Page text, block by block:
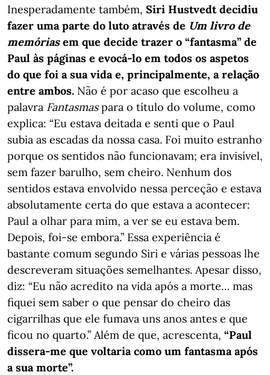
Inesperadamente também, Siri Hustvedt decidiu
fazer uma parte do luto através de Um livro de
memóriasem que decide trazer o “fantasma” de
Paul às páginas e evocá-lo em todos os aspetos
do que foi a sua vida e, principalmente, a relação
entre ambos. Não é por acaso que escolheu a
palavra Fantasmaspara o título do volume, como
explica: “Eu estava deitada e senti que o Paul
subia as escadas da nossa casa. Foi muito estranho
porque os sentidos não funcionavam; era invisível,
sem fazer barulho, sem cheiro. Nenhum dos
sentidos estava envolvido nessa perceção e estava
absolutamente certa do que estava a acontecer:
Paul a olhar para mim, a ver se eu estava bem.
Depois, foi-se embora.” Essa experiência é
bastante comum segundo Siri e várias pessoas lhe
descreveram situações semelhantes. Apesar disso,
diz: “Eu não acredito na vida após a morte… mas
fiquei sem saber o que pensar do cheiro das
cigarrilhas que ele fumava uns anos antes e que
ficou no quarto.” Além de que, acrescenta, “Paul
dissera-me que voltaria como um fantasma após
a sua morte”.